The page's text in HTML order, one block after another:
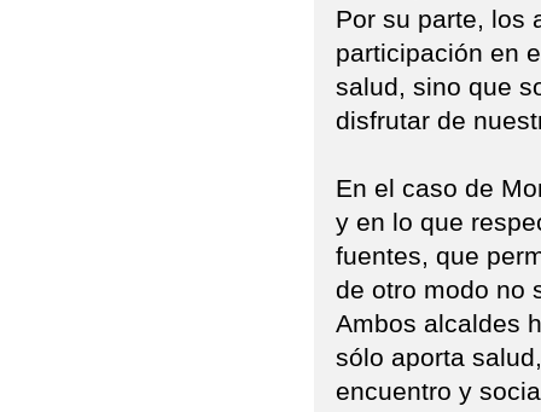
Por su parte, los
participación en
salud, sino que
disfrutar de
En el caso de
y en lo que
fuentes, que
de otro modo no
Ambos alcaldes
sólo aporta
encuentro y